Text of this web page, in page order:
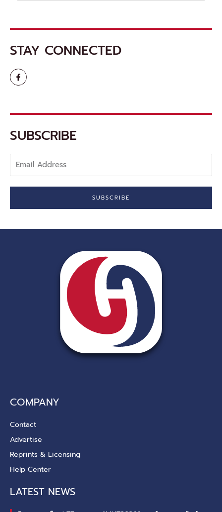
STAY CONNECTED
F
a
c
o
f
SUBSCRIBE
Address
SUBSCRIBE
COMPANY
Contact
Advertise
Reprints & Licensing
Help Center
LATEST NEWS